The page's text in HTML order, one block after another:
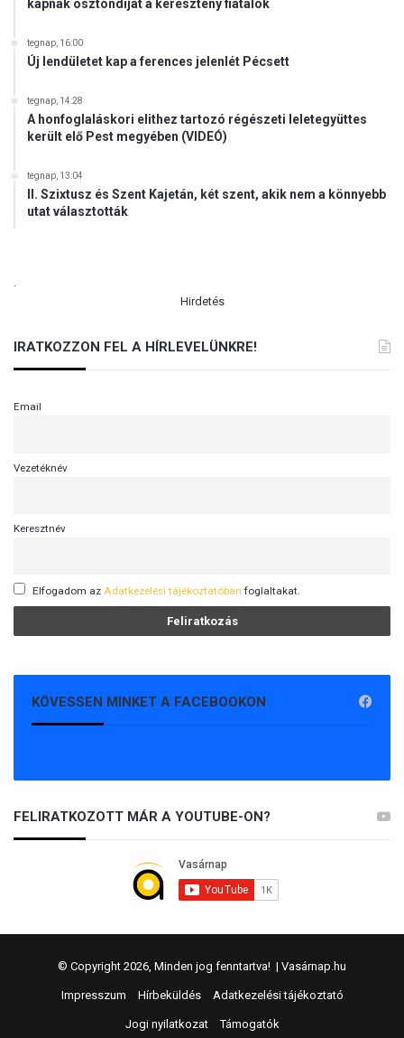
kapnak ösztöndíjat a keresztény fiatalok
tegnap, 16:00
Új lendületet kap a ferences jelenlét Pécsett
tegnap, 14:28
A honfoglaláskori elithez tartozó régészeti leletegyüttes
került elő Pest megyében (VIDEÓ)
tegnap, 13:04
II. Szixtusz és Szent Kajetán, két szent, akik nem a könnyebb
utat választották
.
Hirdetés
IRATKOZZON FEL A HÍRLEVELÜNKRE!
Email
Vezetéknév
Keresztnév
Elfogadom az Adatkezelési tájékoztatóban foglaltakat.
KÖVESSEN MINKET A FACEBOOKON
FELIRATKOZOTT MÁR A YOUTUBE-ON?
© Copyright 2026, Minden jog fenntartva! | Vasárnap.hu
Impresszum Hírbeküldés Adatkezelési tájékoztató
Jogi nyilatkozat Támogatók